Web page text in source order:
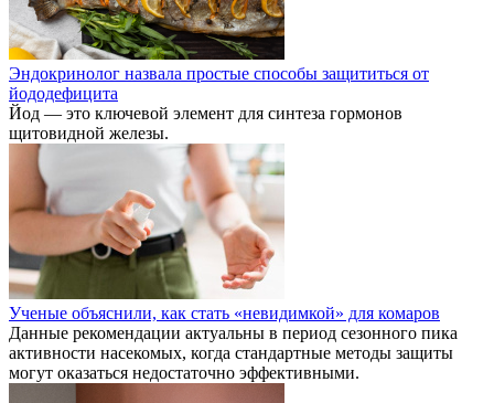
Эндокринолог назвала простые способы защититься от
йододефицита
Йод — это ключевой элемент для синтеза гормонов
щитовидной железы.
Ученые объяснили, как стать «невидимкой» для комаров
Данные рекомендации актуальны в период сезонного пика
активности насекомых, когда стандартные методы защиты
могут оказаться недостаточно эффективными.